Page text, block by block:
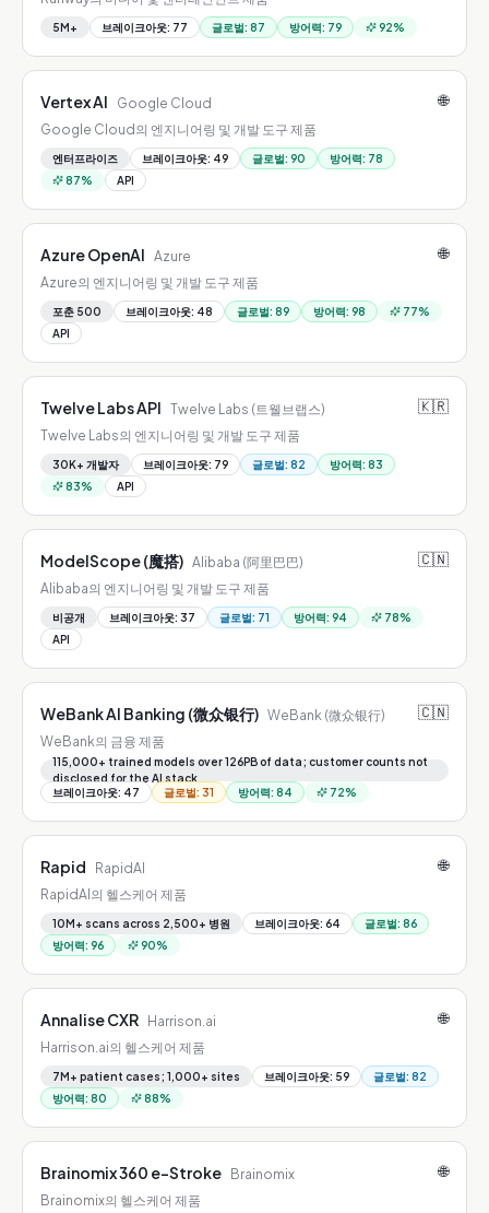
5M+ 브레이크아웃: 77 글로벌: 87 방어력: 79 92%
Vertex AI Google Cloud 🌐
Google Cloud의 엔지니어링 및 개발 도구 제품
엔터프라이즈 브레이크아웃: 49 글로벌: 90 방어력: 78
87% API
Azure OpenAI Azure 🌐
Azure의 엔지니어링 및 개발 도구 제품
포춘 500 브레이크아웃: 48 글로벌: 89 방어력: 98 77%
API
Twelve Labs API Twelve Labs (트웰브랩스) 🇰🇷
Twelve Labs의 엔지니어링 및 개발 도구 제품
30K+ 개발자 브레이크아웃: 79 글로벌: 82 방어력: 83
83% API
ModelScope (魔搭) Alibaba (阿里巴巴) 🇨🇳
Alibaba의 엔지니어링 및 개발 도구 제품
비공개 브레이크아웃: 37 글로벌: 71 방어력: 94 78%
API
WeBank AI Banking (微众银行) WeBank (微众银行) 🇨🇳
WeBank의 금융 제품
115,000+ trained models over 126PB of data; customer counts not
disclosed for the AI stack
브레이크아웃: 47 글로벌: 31 방어력: 84 72%
Rapid RapidAI 🌐
RapidAI의 헬스케어 제품
10M+ scans across 2,500+ 병원 브레이크아웃: 64 글로벌: 86
방어력: 96 90%
Annalise CXR Harrison.ai 🌐
Harrison.ai의 헬스케어 제품
7M+ patient cases; 1,000+ sites 브레이크아웃: 59 글로벌: 82
방어력: 80 88%
Brainomix 360 e-Stroke Brainomix 🌐
Brainomix의 헬스케어 제품